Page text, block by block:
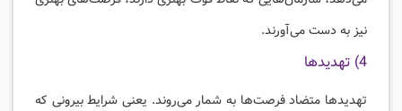
نیز به دست می‌آورند.
4) تهدیدها
تهدیدها متضاد فرصت‌ها به شمار می‌روند. یعنی شرایط بیرونی که